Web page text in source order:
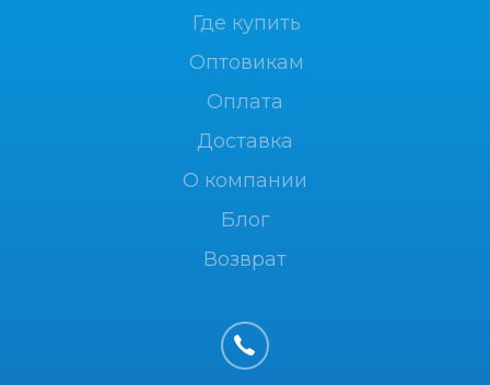
Оплата
Доставка
О компании
Блог
Возврат
Где купить
Оптовикам